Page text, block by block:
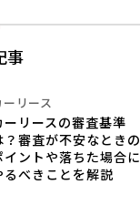
事
ーリース
ーリースの審査基準
？審査が不安なときの
イントや落ちた場合に
るべきことを解説